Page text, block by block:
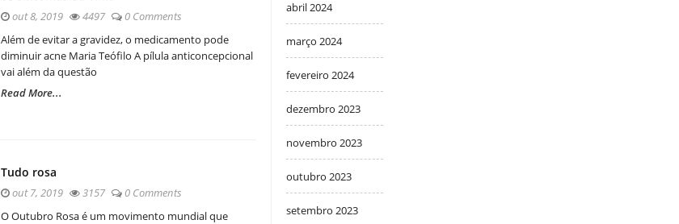
out 8, 2019 4497
0 Comments
Além de evitar a gravidez, o medicamento pode
diminuir acne Maria Teófilo A pílula anticoncepcional
vai além da questão
Read More...
Tudo rosa
out 7, 2019 3157
0 Comments
O Outubro Rosa é um movimento mundial que
abril 2024
março 2024
fevereiro 2024
dezembro 2023
novembro 2023
outubro 2023
setembro 2023